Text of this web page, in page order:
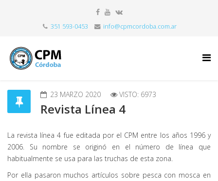
351 593-0453 info@cpmcordoba.com.ar
23 MARZO 2020 VISTO: 6973
Revista Línea 4
La revista línea 4 fue editada por el CPM entre los años 1996 y
2006. Su nombre se originó en el número de línea que
habitualmente se usa para las truchas de esta zona.
Por ella pasaron muchos artículos sobre pesca con mosca en